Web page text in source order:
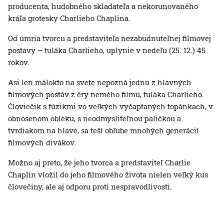
producenta, hudobného skladateľa a nekorunovaného
kráľa grotesky Charlieho Chaplina.
Od úmria tvorcu a predstaviteľa nezabudnuteľnej filmovej
postavy – tuláka Charlieho, uplynie v nedeľu (25. 12.) 45
rokov.
Asi len málokto na svete nepozná jednu z hlavných
filmových postáv z éry nemého filmu, tuláka Charlieho.
Človiečik s fúzikmi vo veľkých vyčaptaných topánkach, v
obnosenom obleku, s neodmysliteľnou paličkou a
tvrdiakom na hlave, sa teší obľube mnohých generácií
filmových divákov.
Možno aj preto, že jeho tvorca a predstaviteľ Charlie
Chaplin vložil do jeho filmového života nielen veľký kus
človečiny, ale aj odporu proti nespravodlivosti.